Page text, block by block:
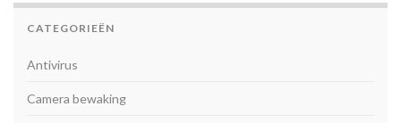
CATEGORIEËN
Antivirus
Camera bewaking